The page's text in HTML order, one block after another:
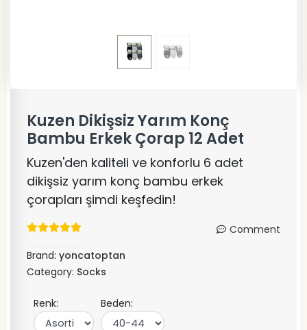
Kuzen Dikişsiz Yarım Konç
Bambu Erkek Çorap 12 Adet
Kuzen'den kaliteli ve konforlu 6 adet
dikişsiz yarım konç bambu erkek
çorapları şimdi keşfedin!
Comment
Brand: yoncatoptan
Category: Socks
Renk: Beden: